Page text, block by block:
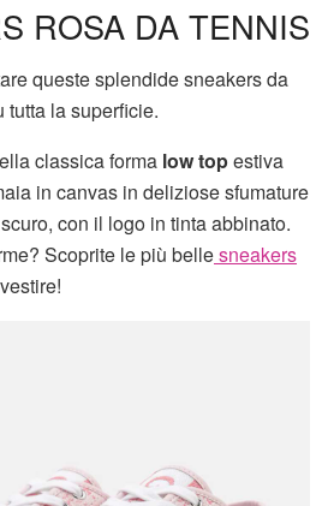
ROSA DA TENNIS
queste splendide sneakers da
tutta la superficie.
classica forma low topestiva
in canvas in deliziose sfumature
con il logo in tinta abbinato.
Scoprite le più bellesneakers